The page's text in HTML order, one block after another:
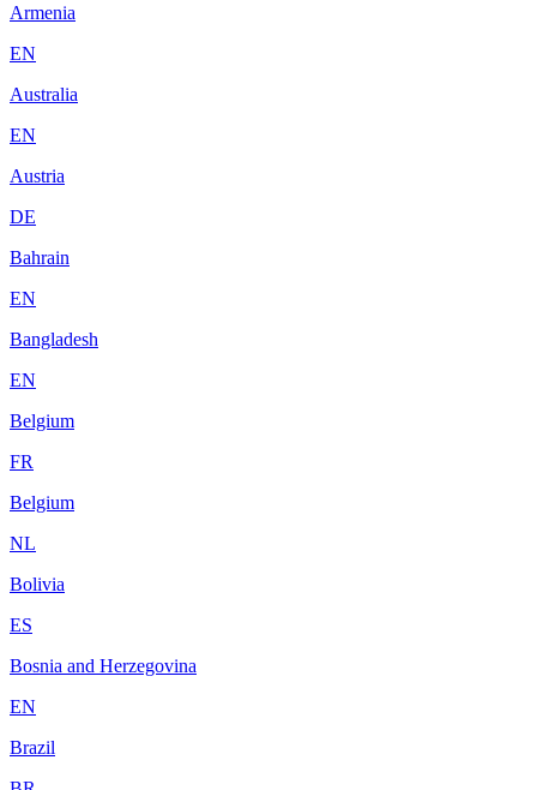
Armenia
EN
Australia
EN
Austria
DE
Bahrain
EN
Bangladesh
EN
Belgium
FR
Belgium
NL
Bolivia
ES
Bosnia and Herzegovina
EN
Brazil